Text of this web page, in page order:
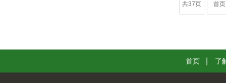
共37页 首页
首页 了